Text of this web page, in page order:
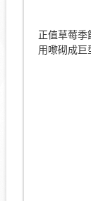
正值草莓季
用嚟砌成巨